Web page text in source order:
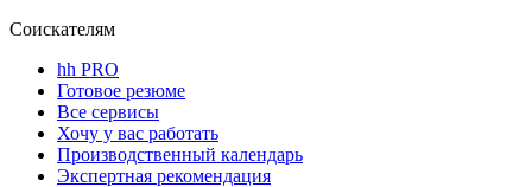
Соискателям
hh PRO
Готовое резюме
Все сервисы
Хочу у вас работать
Производственный календарь
Экспертная рекомендация